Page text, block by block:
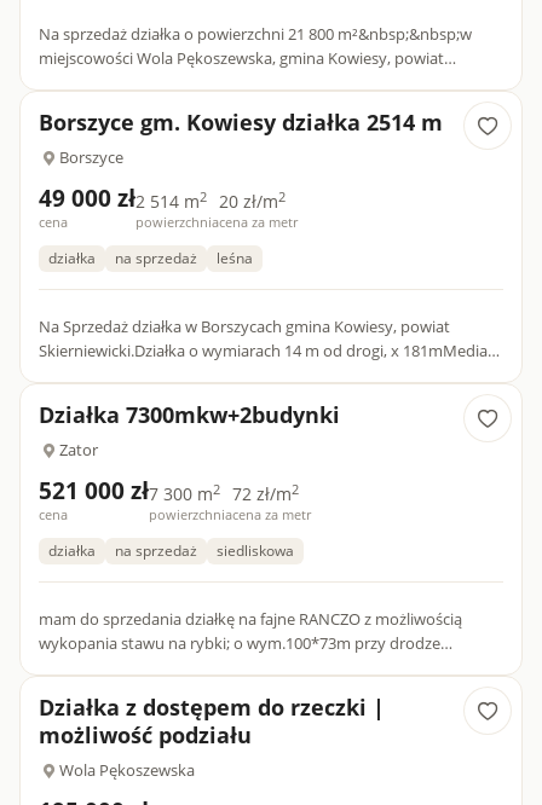
Na sprzedaż działka o powierzchni 21 800 m²&nbsp;&nbsp;w
miejscowości Wola Pękoszewska, gmina Kowiesy, powiat
Borszyce gm. Kowiesy działka 2514 m
Borszyce
49 000 zł
cena
2 514 m2
powierzchnia
20 zł/m2
cena za metr
działka na sprzedaż leśna
Na Sprzedaż działka w Borszycach gmina Kowiesy, powiat
Skierniewicki.Działka o wymiarach 14 m od drogi, x 181mMedia
Działka 7300mkw+2budynki
Zator
521 000 zł
cena
7 300 m2
powierzchnia
72 zł/m2
cena za metr
działka na sprzedaż siedliskowa
mam do sprzedania działkę na fajne RANCZO z możliwością
wykopania stawu na rybki; o wym.100*73m przy drodze
Działka z dostępem do rzeczki |
możliwość podziału
Wola Pękoszewska